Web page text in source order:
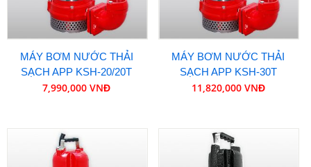
MÁY BƠM NƯỚC THẢI
SẠCH APP KSH-20/20T
7,990,000 VNĐ
MÁY BƠM NƯỚC THẢI
SẠCH APP KSH-30T
11,820,000 VNĐ